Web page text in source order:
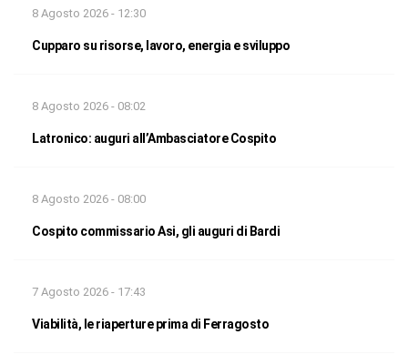
8 Agosto 2026 - 12:30
Cupparo su risorse, lavoro, energia e sviluppo
8 Agosto 2026 - 08:02
Latronico: auguri all’Ambasciatore Cospito
8 Agosto 2026 - 08:00
Cospito commissario Asi, gli auguri di Bardi
7 Agosto 2026 - 17:43
Viabilità, le riaperture prima di Ferragosto